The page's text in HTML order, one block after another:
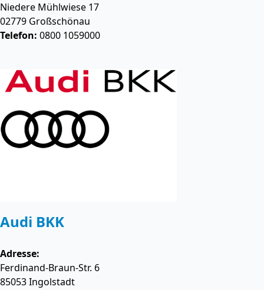
Niedere Mühlwiese 17
02779 Großschönau
Telefon: 0800 1059000
Audi BKK
Adresse:
Ferdinand-Braun-Str. 6
85053Ingolstadt